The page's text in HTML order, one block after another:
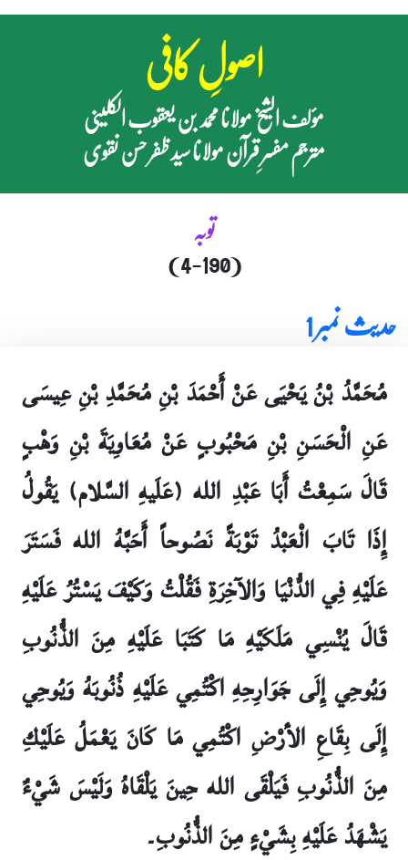
اصولِ کافی
مؤلف الشیخ مولانا محمد بن یعقوب الکلینی
مترجم مفسرِ قرآن مولانا سید ظفر حسن نقوی
توبہ
(4-190)
حدیث نمبر 1
مُحَمَّدُ بْنُ يَحْيَى عَنْ أَحْمَدَ بْنِ مُحَمَّدِ بْنِ عِيسَى
عَنِ الْحَسَنِ بْنِ مَحْبُوبٍ عَنْ مُعَاوِيَةَ بْنِ وَهْبٍ
قَالَ سَمِعْتُ أَبَا عَبْدِ الله (عَلَيهِ السَّلام) يَقُولُ
إِذَا تَابَ الْعَبْدُ تَوْبَةً نَصُوحاً أَحَبَّهُ الله فَسَتَرَ
عَلَيْهِ فِي الدُّنْيَا وَالآخِرَةِ فَقُلْتُ وَكَيْفَ يَسْتُرُ عَلَيْهِ
قَالَ يُنْسِي مَلَكَيْهِ مَا كَتَبَا عَلَيْهِ مِنَ الذُّنُوبِ
وَيُوحِي إِلَى جَوَارِحِهِ اكْتُمِي عَلَيْهِ ذُنُوبَهُ وَيُوحِي
إِلَى بِقَاعِ الأرْضِ اكْتُمِي مَا كَانَ يَعْمَلُ عَلَيْكِ
مِنَ الذُّنُوبِ فَيَلْقَى الله حِينَ يَلْقَاهُ وَلَيْسَ شَيْ‏ءٌ
يَشْهَدُ عَلَيْهِ بِشَيْ‏ءٍ مِنَ الذُّنُوبِ۔